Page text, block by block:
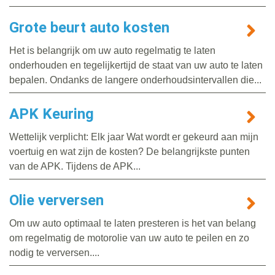
Grote beurt auto kosten
Het is belangrijk om uw auto regelmatig te laten
onderhouden en tegelijkertijd de staat van uw auto te laten
bepalen. Ondanks de langere onderhoudsintervallen die...
APK Keuring
Wettelijk verplicht: Elk jaar Wat wordt er gekeurd aan mijn
voertuig en wat zijn de kosten? De belangrijkste punten
van de APK. Tijdens de APK...
Olie verversen
Om uw auto optimaal te laten presteren is het van belang
om regelmatig de motorolie van uw auto te peilen en zo
nodig te verversen....